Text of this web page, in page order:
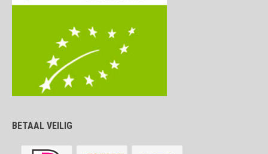
BETAAL VEILIG